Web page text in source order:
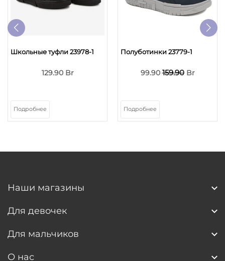
Школьные туфли 23978-1
129.90 Br
Подробнее
Полуботинки 23779-1
99.90159.90Br
Подробнее
Наши магазины
Для девочек
Для мальчиков
О нас